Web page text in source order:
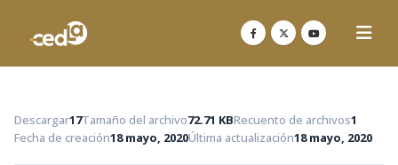
Descargar17Tamaño del archivo72.71 KBRecuento de archivos1
Fecha de creación18 mayo, 2020Última actualización18 mayo, 2020